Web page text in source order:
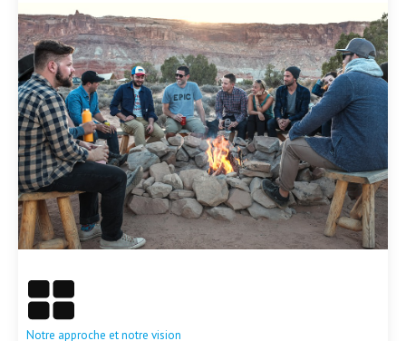
Notre approche et notre vision